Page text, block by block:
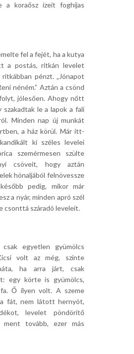
a koraősz ízeit foghíjas
fel a fejét, ha a kutya
a postás, ritkán levelet
pénzt. „Jónapot
néném.” Aztán a csönd
jólesően. Ahogy nőtt
szakadtak le a lapok a fali
Minden nap új munkát
a ház körül. Már itt-
ki széles levelei
szemérmesen szülte
csöveit, hogy aztán
hónaljából felnövessze
pedig, mikor már
a nyár, minden apró szél
csonttá száradó leveleit.
egyetlen gyümölcs
volt az még, szinte
ha arra járt, csak
egy körte is gyümölcs,
Ő ilyen volt. A szeme
fát, nem látott hernyót,
levelet pöndörítő
tovább, ezer más